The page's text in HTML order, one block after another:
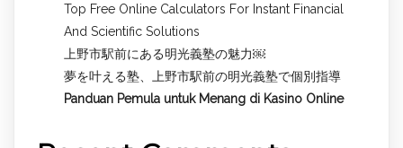
Top Free Online Calculators For Instant Financial
And Scientific Solutions
上野市駅前にある明光義塾の魅力￼
夢を叶える塾、上野市駅前の明光義塾で個別指導
Panduan Pemula untuk Menang di Kasino Online